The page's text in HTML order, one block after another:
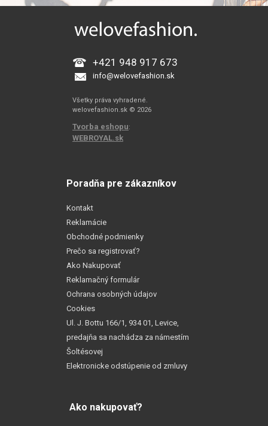
+421 948 917 673
info@welovefashion.sk
Všetky práva vyhradené.
welovefashion.sk © 2026
Tvorba eshopu:
WEBROYAL.sk
Poradňa pre zákazníkov
Kontakt
Reklamácie
Obchodné podmienky
Prečo sa registrovať?
Ako Nakupovať
Reklamačný formulár
Ochrana osobných údajov
Cookies
Ul. J. Bottu 166/1, 934 01, Levice,
predajňa sa nachádza za námestím
Šoltésovej
Elektronicke odstúpenie od zmluvy
Ako nakupovať?